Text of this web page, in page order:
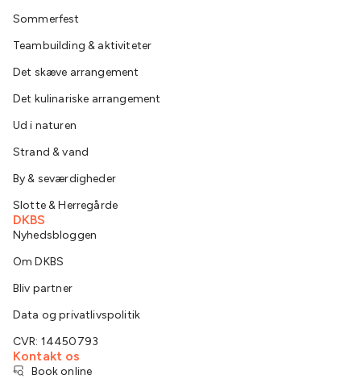
Sommerfest
Teambuilding & aktiviteter
Det skæve arrangement
Det kulinariske arrangement
Ud i naturen
Strand & vand
By & seværdigheder
Slotte & Herregårde
DKBS
Nyhedsbloggen
Om DKBS
Bliv partner
Data og privatlivspolitik
CVR: 14450793
Kontakt os
Book online